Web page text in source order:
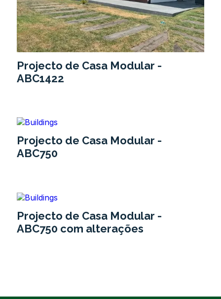
Projecto de Casa Modular -
ABC1422
Projecto de Casa Modular -
ABC750
Projecto de Casa Modular -
ABC750 com alterações